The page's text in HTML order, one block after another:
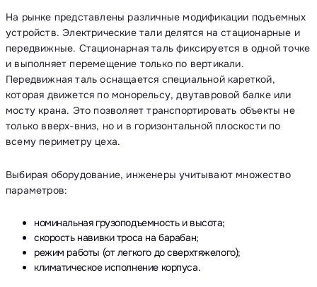
На рынке представлены различные модификации подъемных
устройств. Электрические тали делятся на стационарные и
передвижные. Стационарная таль фиксируется в одной точке
и выполняет перемещение только по вертикали.
Передвижная таль оснащается специальной кареткой,
которая движется по монорельсу, двутавровой балке или
мосту крана. Это позволяет транспортировать объекты не
только вверх-вниз, но и в горизонтальной плоскости по
всему периметру цеха.
Выбирая оборудование, инженеры учитывают множество
параметров:
номинальная грузоподъемность и высота;
скорость навивки троса на барабан;
режим работы (от легкого до сверхтяжелого);
климатическое исполнение корпуса.